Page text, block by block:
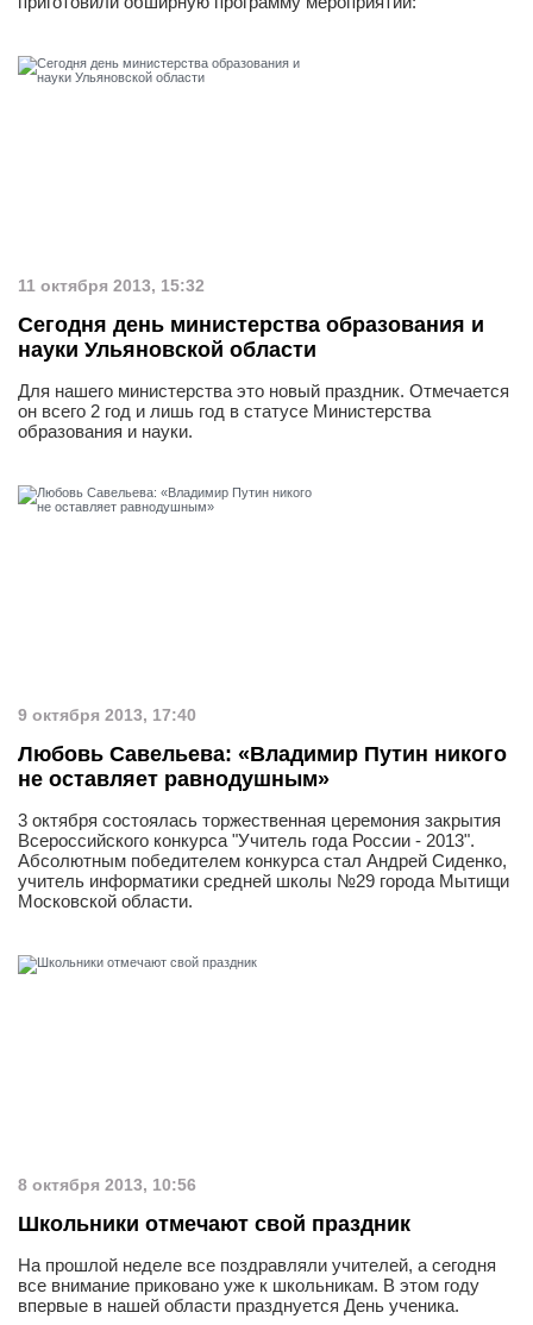
11 октября 2013, 15:32
Сегодня день министерства образования и
науки Ульяновской области
Для нашего министерства это новый праздник. Отмечается
он всего 2 год и лишь год в статусе Министерства
образования и науки.
9 октября 2013, 17:40
Любовь Савельева: «Владимир Путин никого
не оставляет равнодушным»
3 октября состоялась торжественная церемония закрытия
Всероссийского конкурса "Учитель года России - 2013".
Абсолютным победителем конкурса стал Андрей Сиденко,
учитель информатики средней школы №29 города Мытищи
Московской области.
8 октября 2013, 10:56
Школьники отмечают свой праздник
На прошлой неделе все поздравляли учителей, а сегодня
все внимание приковано уже к школьникам. В этом году
впервые в нашей области празднуется День ученика.